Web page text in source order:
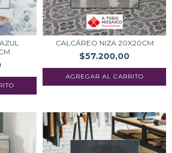
CALCÁREO NIZA 20X20CM
$57.200,00